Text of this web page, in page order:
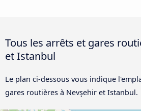
Tous les arrêts et gares
et Istanbul
Le plan ci-dessous vous indique
gares routières à Nevşehir et Istanbul.